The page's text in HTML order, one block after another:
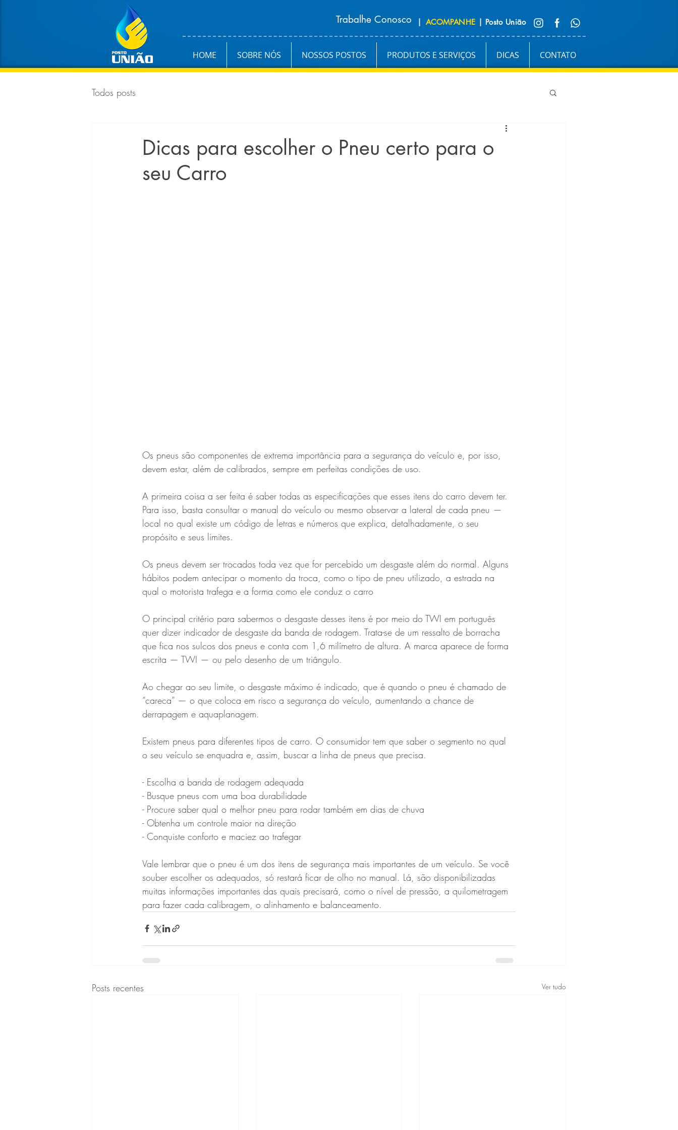
Trabalhe Conosco ACOMPANHE | Posto União
|
HOME SOBRE NÓS NOSSOS POSTOS PRODUTOS E SERVIÇOS DICAS CONTATO
Todos posts
Dicas para escolher o Pneu certo para o
seu Carro
Os pneus são componentes de extrema importância para a segurança do veículo e, por isso,
devem estar, além de calibrados, sempre em perfeitas condições de uso.
A primeira coisa a ser feita é saber todas as especificações que esses itens do carro devem ter.
Para isso, basta consultar o manual do veículo ou mesmo observar a lateral de cada pneu —
local no qual existe um código de letras e números que explica, detalhadamente, o seu
propósito e seus limites.
Os pneus devem ser trocados toda vez que for percebido um desgaste além do normal. Alguns
hábitos podem antecipar o momento da troca, como o tipo de pneu utilizado, a estrada na
qual o motorista trafega e a forma como ele conduz o carro
O principal critério para sabermos o desgaste desses itens é por meio do TWI em português
quer dizer indicador de desgaste da banda de rodagem. Trata-se de um ressalto de borracha
que fica nos sulcos dos pneus e conta com 1,6 milímetro de altura. A marca aparece de forma
escrita — TWI — ou pelo desenho de um triângulo.
Ao chegar ao seu limite, o desgaste máximo é indicado, que é quando o pneu é chamado de
“careca” — o que coloca em risco a segurança do veículo, aumentando a chance de
derrapagem e aquaplanagem.
Existem pneus para diferentes tipos de carro. O consumidor tem que saber o segmento no qual
o seu veículo se enquadra e, assim, buscar a linha de pneus que precisa.
- Escolha a banda de rodagem adequada
- Busque pneus com uma boa durabilidade
- Procure saber qual o melhor pneu para rodar também em dias de chuva
- Obtenha um controle maior na direção
- Conquiste conforto e maciez ao trafegar
Vale lembrar que o pneu é um dos itens de segurança mais importantes de um veículo. Se você
souber escolher os adequados, só restará ficar de olho no manual. Lá, são disponibilizadas
muitas informações importantes das quais precisará, como o nível de pressão, a quilometragem
para fazer cada calibragem, o alinhamento e balanceamento.
Posts recentes Ver tudo